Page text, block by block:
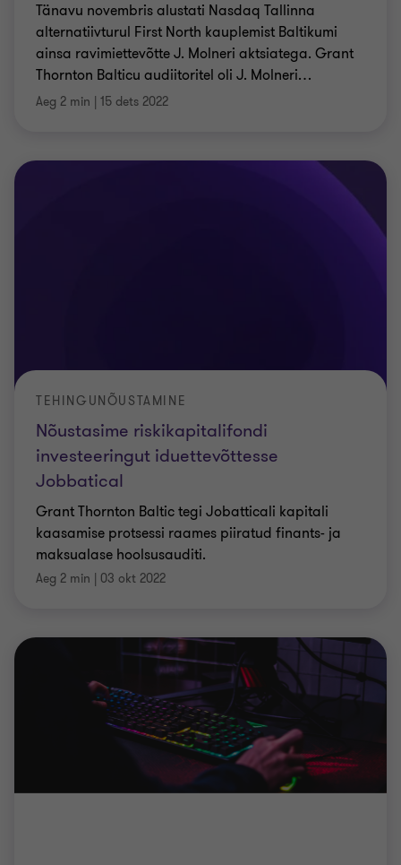
Tänavu novembris alustati Nasdaq Tallinna
alternatiivturul First North kauplemist Baltikumi
ainsa ravimiettevõtte J. Molneri aktsiatega. Grant
Thornton Balticu audiitoritel oli J. Molneri…
Aeg 2 min | 15 dets 2022
Nõustasime riskikapitalifondi
investeeringut iduettevõttesse
Jobbatical
TEHINGUNÕUSTAMINE
Grant Thornton Baltic tegi Jobatticali kapitali
kaasamise protsessi raames piiratud finants- ja
maksualase hoolsusauditi.
Aeg 2 min | 03 okt 2022